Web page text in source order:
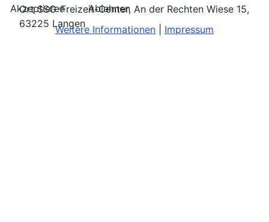
OrtSSG-Freizeit-Center, An der Rechten Wiese 15,
63225 Langen
Akzeptieren
Ablehnen
Weitere Informationen
Impressum